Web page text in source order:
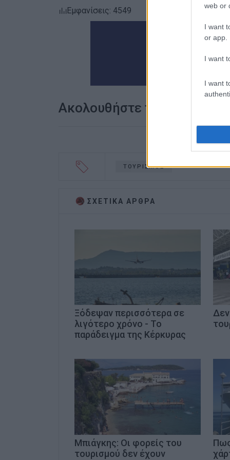
web or
I want
or app.
I want
I want
Εμφανίσεις: 4549
Ακολουθήστε το enimerosi
ΤΟΥΡΙΣΜΟΣ
ΣΧΕΤΙΚA AΡΘΡΑ
Ξόδεψαν περισσότερα σε
λιγότερο χρόνο - Το
παράδειγμα της Κέρκυρας
Μπιάγκης: Οι φορείς του
τουρισμού δεν έχουν